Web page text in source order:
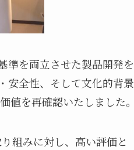
準を両立させた製品開発を
安全性、そして文化的背景
を再確認いたしました。
組みに対し、高い評価と